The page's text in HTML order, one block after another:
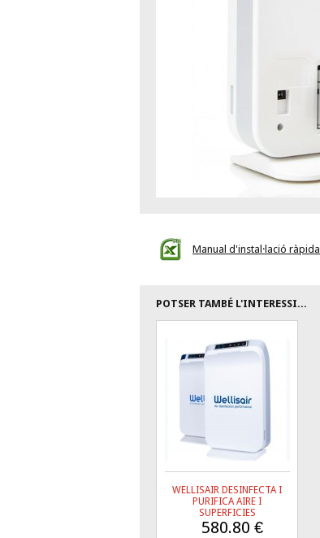
Manual d'instal·lació ràpida
POTSER TAMBÉ L'INTERESSI...
WELLISAIR DESINFECTA I
PURIFICA AIRE I
SUPERFICIES
580.80 €